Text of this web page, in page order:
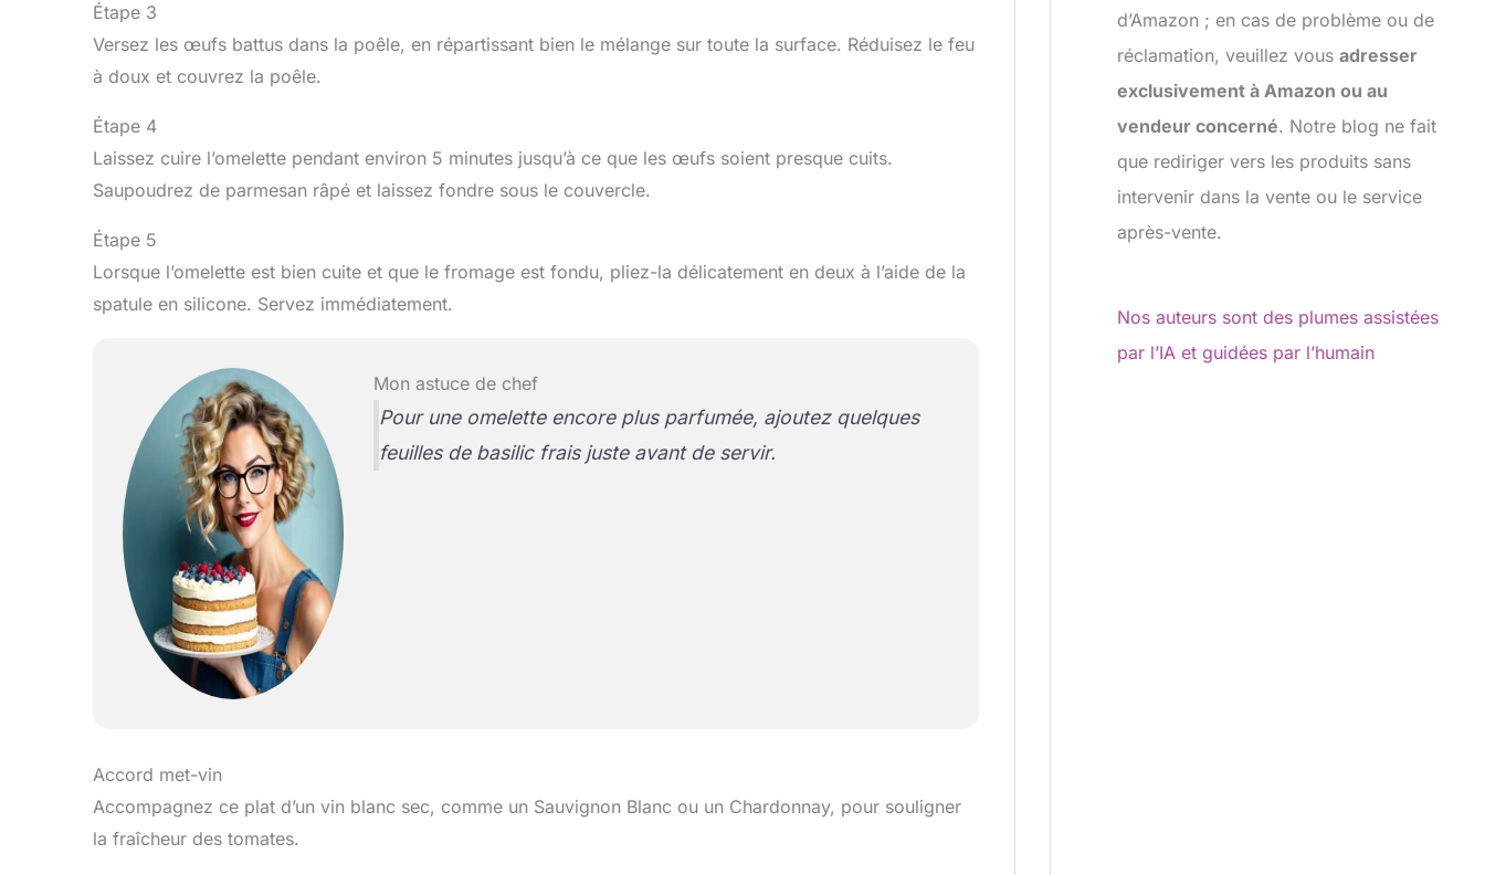
Étape 3
Versez les œufs battus dans la poêle, en répartissant bien le mélange sur toute la surface. Réduisez le feu
à doux et couvrez la poêle.
Étape 4
Laissez cuire l’omelette pendant environ 5 minutes jusqu’à ce que les œufs soient presque cuits.
Saupoudrez de parmesan râpé et laissez fondre sous le couvercle.
Étape 5
Lorsque l’omelette est bien cuite et que le fromage est fondu, pliez-la délicatement en deux à l’aide de la
spatule en silicone. Servez immédiatement.
Mon astuce de chef
Pour une omelette encore plus parfumée, ajoutez quelques
feuilles de basilic frais juste avant de servir.
Accord met-vin
Accompagnez ce plat d’un vin blanc sec, comme un Sauvignon Blanc ou un Chardonnay, pour souligner
la fraîcheur des tomates.
d’Amazon ; en cas de problème ou de
réclamation, veuillez vousadresser
exclusivement à Amazon ou au
vendeur concerné. Notre blog ne fait
que rediriger vers les produits sans
intervenir dans la vente ou le service
après-vente.
Nos auteurs sont des plumes assistées
par l’IA et guidées par l’humain